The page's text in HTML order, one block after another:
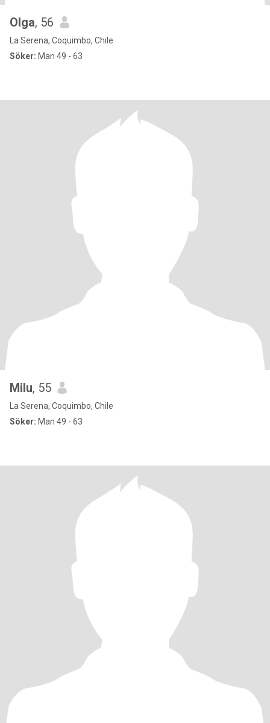
Olga, 56
La Serena, Coquimbo, Chile
Söker: Man 49 - 63
Milu, 55
La Serena, Coquimbo, Chile
Söker: Man 49 - 63